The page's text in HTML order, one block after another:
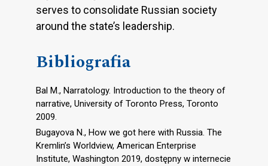
serves to consolidate Russian society
around the state’s leadership.
Bibliografia
Bal M., Narratology. Introduction to the theory of
narrative, University of Toronto Press, Toronto
2009.
Bugayova N., How we got here with Russia. The
Kremlin’s Worldview, American Enterprise
Institute, Washington 2019, dostępny w internecie